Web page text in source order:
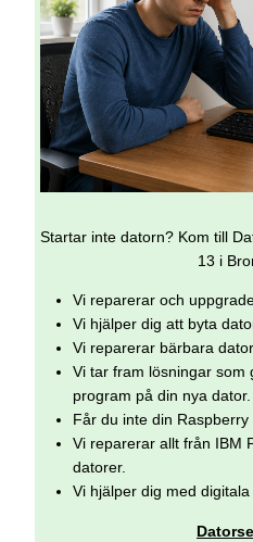
Startar inte datorn? Kom till
13 i
Vi reparerar och
Vi hjälper dig att byta
Vi reparerar bärbara
Vi tar fram lösningar som
program på din nya dator.
Får du inte din
Vi reparerar allt från IBM
datorer.
Vi hjälper dig med